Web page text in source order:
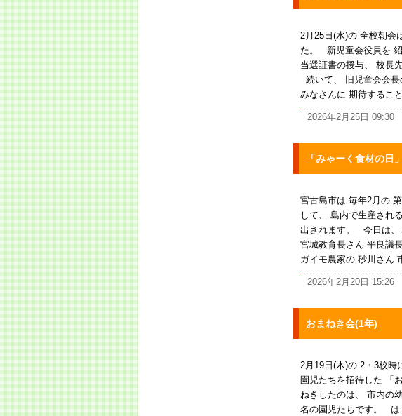
2月25日(水)の 全校朝会
た。 新児童会役員を
当選証書の授与、 校長
続いて、 旧児童会会
みなさんに 期待するこ
2026年2月25日 09:30
「みゃーく食材の日
宮古島市は 毎年2月の
して、 島内で生産され
出されます。 今日は、
宮城教育長さん 平良議
ガイモ農家の 砂川さん
2026年2月20日 15:26
おまねき会(1年)
2月19日(木)の 2・3校時
園児たちを招待した 「
ねきしたのは、 市内の
名の園児たちです。 は